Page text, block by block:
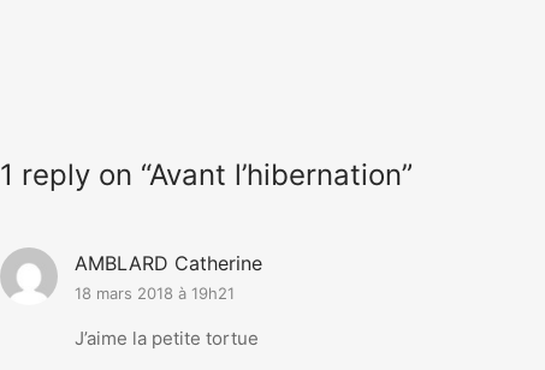
1 reply on “Avant l’hibernation”
AMBLARD Catherine
18 mars 2018 à 19h21
J’aime la petite tortue